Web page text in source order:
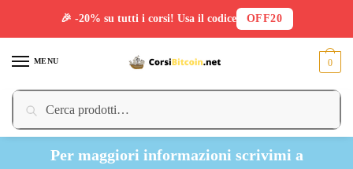
MENU
Cerca:
Cerca
0
Per maggiori informazioni scrivimi a
🎉 -20% su tutti i corsi! Usa il codice OFF20